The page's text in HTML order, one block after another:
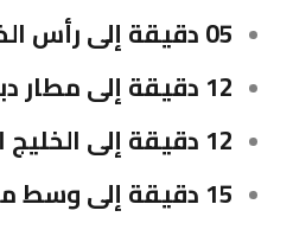
05 دقيقة إلى رأس الخور
12 دقيقة إلى مطار دبي الدولي
12 دقيقة إلى الخليج التجاري
15 دقيقة إلى وسط مدينة دبي